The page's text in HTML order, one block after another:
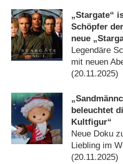
„Stargate“
Schöpfer
neue
Legendäre
mit neuen
(20.11.2025)
beleuchtet
Kultfigur“
Neue Doku
Liebling im
(20.11.2025)